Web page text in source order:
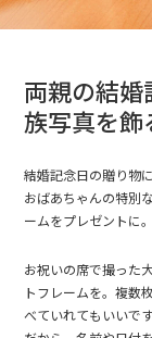
両親の結婚
族写真を飾
結婚記念日の贈り物
おばあちゃんの特別
ームをプレゼントに。
お祝いの席で撮った
トフレームを。複数
べていれてもいいで